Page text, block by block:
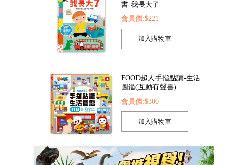
圖鑑(互動有聲書)
會員價:$300
孩子的第一套認知拼圖-動
物王國
會員價:$221